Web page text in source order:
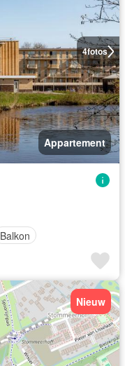
4fotos
Appartement
Balkon
Nieuw